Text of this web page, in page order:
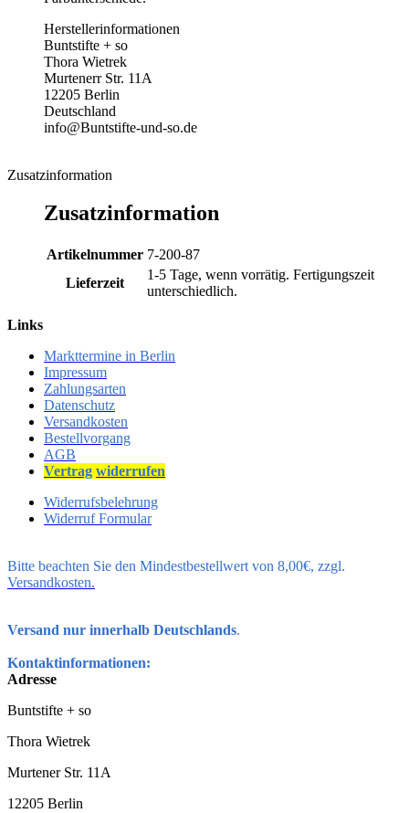
Herstellerinformationen
Buntstifte + so
Thora Wietrek
Murtenerr Str. 11A
12205 Berlin
Deutschland
info@Buntstifte-und-so.de
Zusatzinformation
Zusatzinformation
Artikelnummer 7-200-87
Lieferzeit
1-5 Tage, wenn vorrätig. Fertigungszeit
unterschiedlich.
Links
Markttermine in Berlin
Impressum
Zahlungsarten
Datenschutz
Versandkosten
Bestellvorgang
AGB
Vertrag widerrufen
Widerrufsbelehrung
Widerruf Formular
Bitte beachten Sie den Mindestbestellwert von 8,00€, zzgl.
Versandkosten.
Versand nur innerhalb Deutschlands.
Kontaktinformationen:
Adresse
Buntstifte + so
Thora Wietrek
Murtener Str. 11A
12205 Berlin